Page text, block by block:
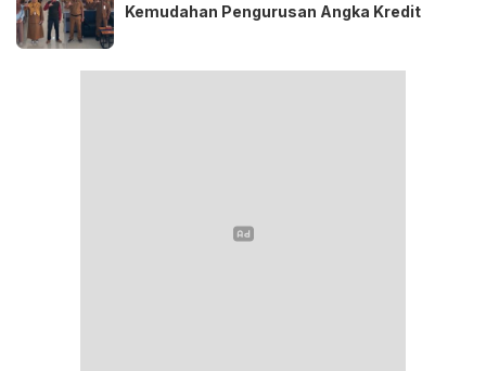
Kemudahan Pengurusan Angka Kredit